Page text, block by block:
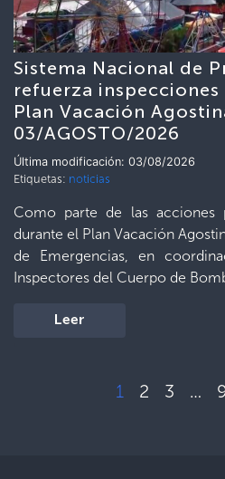
Sistema Nacional de
refuerza
Plan Vacación
03/AGOSTO/2026
Última modificación: 03/08/2026
Etiquetas: noticias
Como parte de las acciones
durante el Plan Vacación
de Emergencias, en
Inspectores del Cuerpo de
Leer
1 2 3 …